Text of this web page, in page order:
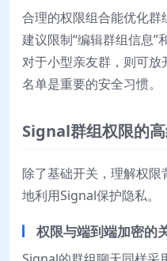
合理的权限组合能优化群
建议限制“编辑群组信息”
对于小型亲友群，则可放
名单是重要的安全习惯。
Signal群组权限的
除了基础开关，理解权
地利用Signal保护隐私。
权限与端到端加密的